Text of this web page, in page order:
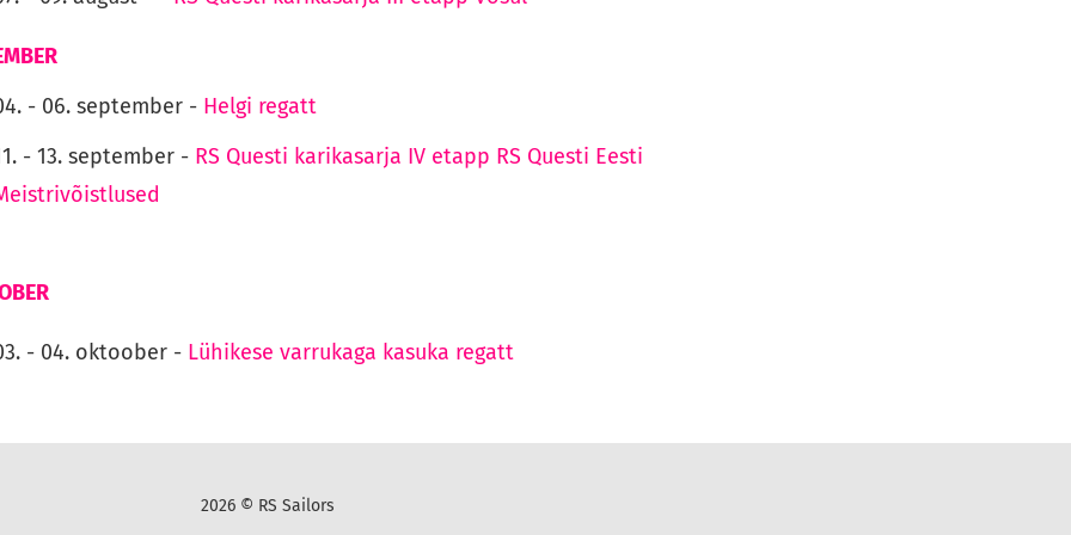
- 06. september - Helgi regatt
- 13. september - RS Questi karikasarja IV etapp RS Questi Eesti
- 04. oktoober - Lühikese varrukaga kasuka regatt
2026 © RS Sailors